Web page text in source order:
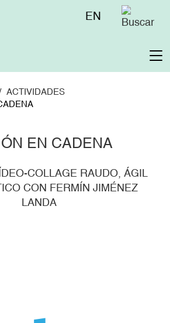
Menú
EN
ACTIVIDADES
EN CADENA
COLLAGE RAUDO, ÁGIL
CON FERMÍN JIMÉNEZ
LANDA